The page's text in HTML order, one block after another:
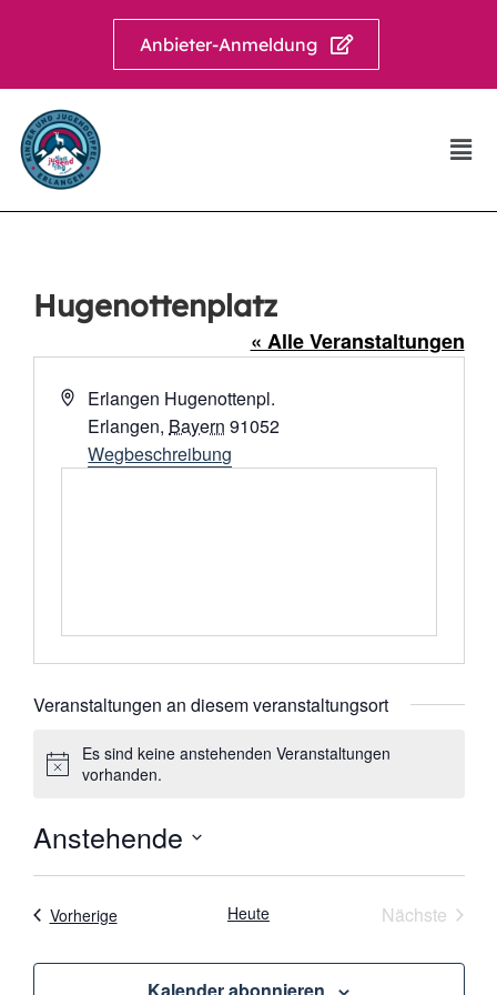
Anbieter-Anmeldung
Hugenottenplatz
« Alle Veranstaltungen
Adresse
Erlangen Hugenottenpl.
Erlangen, Bayern 91052
Wegbeschreibung
Veranstaltungen an diesem veranstaltungsort
Hinweis
Es sind keine anstehenden Veranstaltungen
vorhanden.
Anstehende
VorherigeVeranstaltungenHeute Nächste